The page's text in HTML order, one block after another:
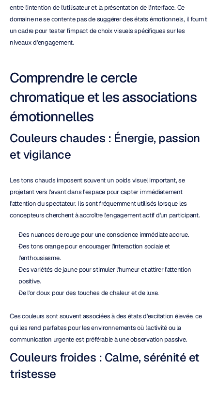
entre l'intention de l'utilisateur et la présentation de l'interface. Ce
domaine ne se contente pas de suggérer des états émotionnels, il fournit
un cadre pour tester l'impact de choix visuels spécifiques sur les
niveaux d'engagement.
Comprendre le cercle
chromatique et les associations
émotionnelles
Couleurs chaudes : Énergie, passion
et vigilance
Les tons chauds imposent souvent un poids visuel important, se
projetant vers l'avant dans l'espace pour capter immédiatement
l'attention du spectateur. Ils sont fréquemment utilisés lorsque les
concepteurs cherchent à accroître l'engagement actif d'un participant.
Des nuances de rouge pour une conscience immédiate accrue.
Des tons orange pour encourager l'interaction sociale et
l'enthousiasme.
Des variétés de jaune pour stimuler l'humeur et attirer l'attention
positive.
De l'or doux pour des touches de chaleur et de luxe.
Ces couleurs sont souvent associées à des états d'excitation élevée, ce
qui les rend parfaites pour les environnements où l'activité ou la
communication urgente est préférable à une observation passive.
Couleurs froides : Calme, sérénité et
tristesse